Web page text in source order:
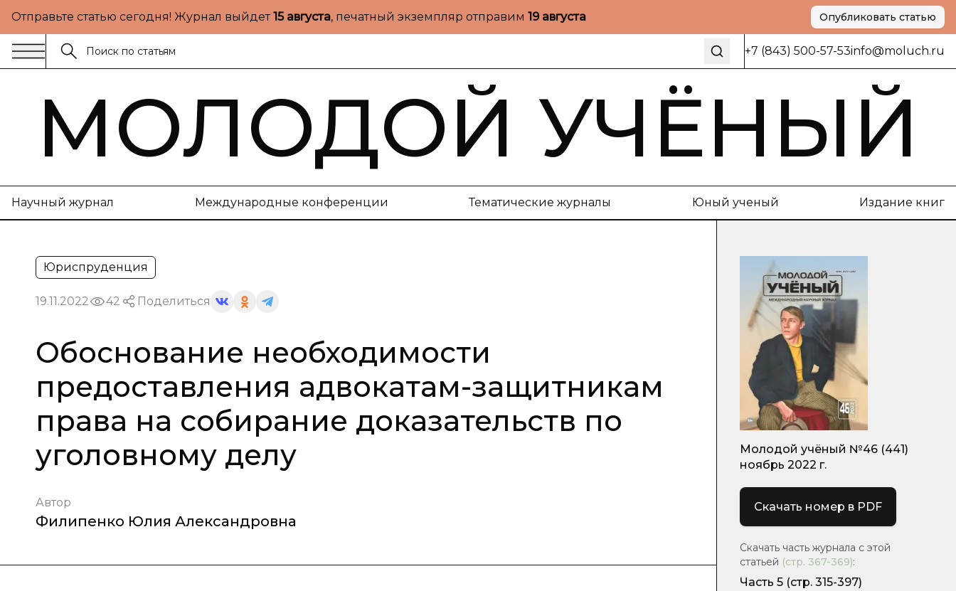
Отправьте статью сегодня! Журнал выйдет15 августа, печатный экземпляр отправим 19 августа Опубликовать статью
+7 (843) 500-57-53info@moluch.ru
МОЛОДОЙ УЧЁНЫЙ
Научный журнал Международные конференции Тематические журналы Юный ученый Издание книг
Юриспруденция
19.11.2022 42 Поделиться
Обоснование необходимости
предоставления адвокатам-защитникам
права на собирание доказательств по
уголовному делу
Автор
Филипенко Юлия Александровна
Молодой учёный №46 (441)
ноябрь 2022 г.
Скачать номер в PDF
Скачать часть журнала с этой
статьей (стр. 367-369):
Часть 5 (стр. 315-397)